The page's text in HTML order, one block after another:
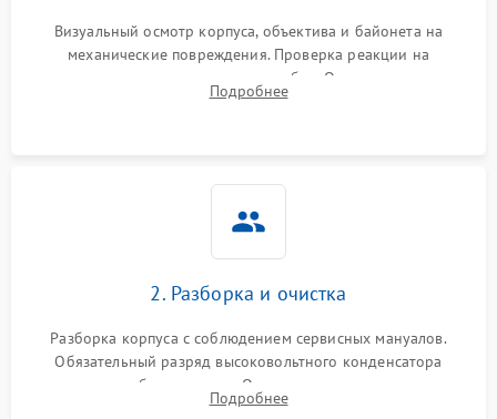
Визуальный осмотр корпуса, объектива и байонета на
механические повреждения. Проверка реакции на
включение, считывание кодов ошибок. Оценка состояния
матрицы и затвора, проверка работы автофокуса и вспышки.
Подробнее
2. Разборка и очистка
Разборка корпуса с соблюдением сервисных мануалов.
Обязательный разряд высоковольтного конденсатора
вспышки для безопасности. Очистка внутренних узлов от
пыли, песка и следов влаги с помощью спецсредств.
Подробнее